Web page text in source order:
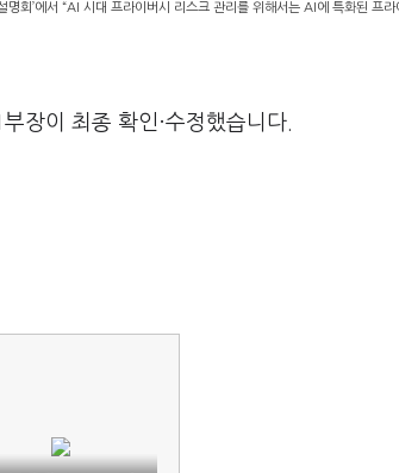
회’에서 “AI 시대 프라이버시 리스크 관리를 위해서는 AI에 특화된 프라
장이 최종 확인·수정했습니다.